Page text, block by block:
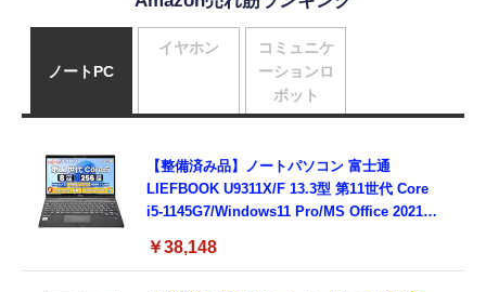
ノートPC
【整備済み品】ノートパソコン 富士通
LIEFBOOK U9311X/F 13.3型 第11世代 Core
i5-1145G7/Windows11 Pro/MS Office 2021搭
Type-C/360度回転対応/有線静音マウス付
￥38,148
イヤホン
コミュニケ
ーションロ
ボット